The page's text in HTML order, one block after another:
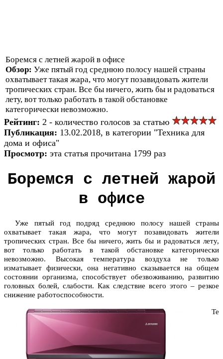
Боремся с летней жарой в офисе
Обзор: Уже пятый год среднюю полосу нашей страны
охватывает такая жара, что могут позавидовать жители
тропических стран. Все бы ничего, жить бы и радоваться
лету, вот только работать в такой обстановке
категорически невозможно.
Рейтинг: 2 - количество голосов за статью
Публикация: 13.02.2018, в категории "Техника для
дома и офиса"
Просмотр: эта статья прочитана 1799 раз
Боремся с летней жарой
в офисе
Уже пятый год подряд среднюю полосу нашей страны
охватывает такая жара, что могут позавидовать жители
тропических стран. Все бы ничего, жить бы и радоваться лету,
вот только работать в такой обстановке категорически
невозможно. Высокая температура воздуха не только
изматывает физически, она негативно сказывается на общем
состоянии организма, способствует обезвоживанию, развитию
головных болей, слабости. Как следствие всего этого – резкое
снижение работоспособности.
Те